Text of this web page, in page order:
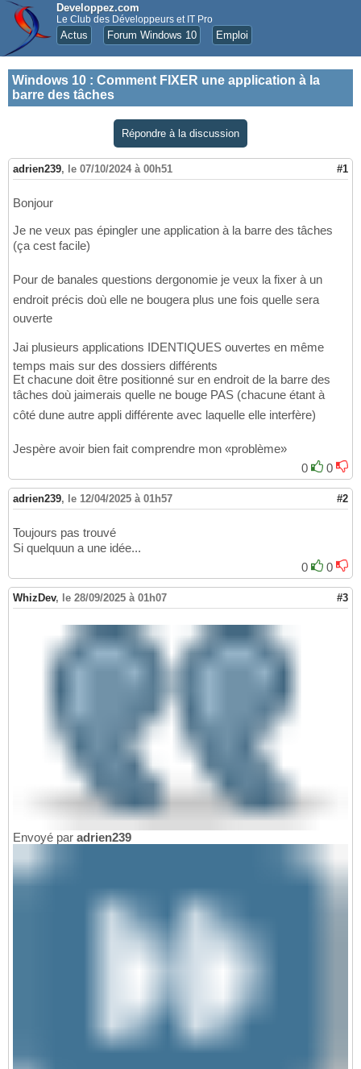
Developpez.com
Le Club des Développeurs et IT Pro
Actus Forum Windows 10 Emploi
Windows 10 : Comment FIXER une application à la
barre des tâches
Répondre à la discussion
adrien239, le 07/10/2024 à 00h51 #1
Bonjour
Je ne veux pas épingler une application à la barre des tâches
(ça cest facile)
Pour de banales questions dergonomie je veux la fixer à un
endroit précis doù elle ne bougera plus une fois quelle sera
ouverte
Jai plusieurs applications IDENTIQUES ouvertes en même
temps mais sur des dossiers différents
Et chacune doit être positionné sur en endroit de la barre des
tâches doù jaimerais quelle ne bouge PAS (chacune étant à
côté dune autre appli différente avec laquelle elle interfère)
Jespère avoir bien fait comprendre mon «problème»
0
0
adrien239, le 12/04/2025 à 01h57 #2
Toujours pas trouvé
Si quelquun a une idée...
0
0
WhizDev, le 28/09/2025 à 01h07 #3
Envoyé par adrien239